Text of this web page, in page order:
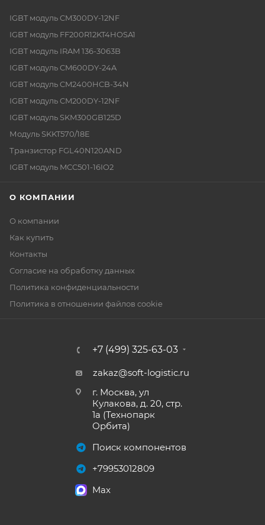
IGBT модуль CM300DY-12NF
IGBT модуль FF200R12KT4HOSA1
IGBT модуль IRAM 136-3063B
IGBT модуль CM600DY-24A
IGBT модуль CM2400HCB-34N
IGBT модуль CM200DY-12NF
IGBT модуль SKM300GB125D
Модуль SKKT570/18E
Транзистор FGL40N120AND
IGBT модуль MCC501-16IO2
О КОМПАНИИ
О компании
Как купить
Контакты
Согласие на обработку данных
Политика конфиденциальности
Политика в отношении файлов cookie
+7 (499) 325-63-03
zakaz@soft-logistic.ru
г. Москва, ул
Кулакова, д. 20, стр.
1а (Технопарк
Орбита)
Поиск компонентов
+79953012809
Max